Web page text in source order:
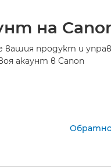
на
продукт и
акаунт в Canon